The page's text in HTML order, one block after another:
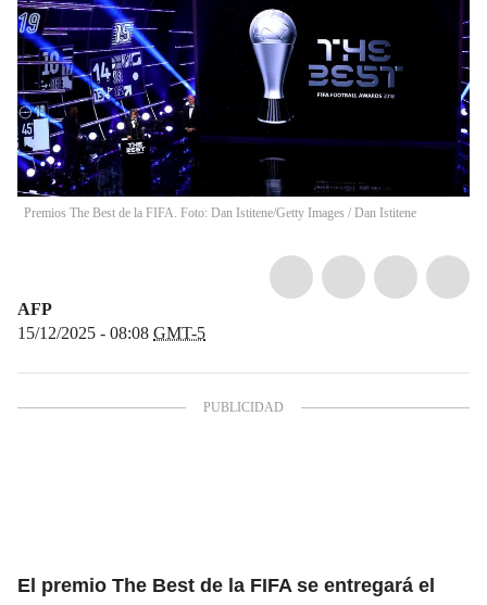
Premios The Best de la FIFA. Foto: Dan Istitene/Getty Images / Dan Istitene
AFP
15/12/2025 - 08:08 GMT-5
El premio The Best de la FIFA se entregará el